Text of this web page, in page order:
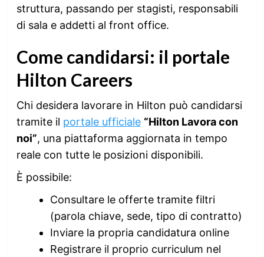
struttura, passando per stagisti, responsabili
di sala e addetti al front office.
Come candidarsi: il portale
Hilton Careers
Chi desidera lavorare in Hilton può candidarsi
tramite il portale ufficiale “Hilton Lavora con
noi”, una piattaforma aggiornata in tempo
reale con tutte le posizioni disponibili.
È possibile:
Consultare le offerte tramite filtri
(parola chiave, sede, tipo di contratto)
Inviare la propria candidatura online
Registrare il proprio curriculum nel